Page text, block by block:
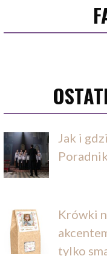
Jak i
Poradnik
Krówki
tylko